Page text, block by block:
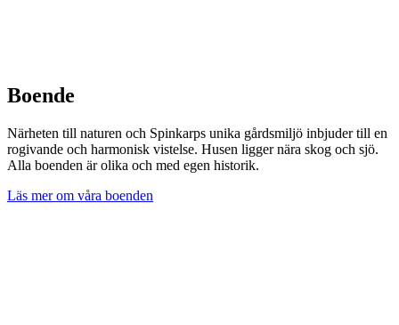
Boende
Närheten till naturen och Spinkarps unika gårdsmiljö inbjuder till en
rogivande och harmonisk vistelse. Husen ligger nära skog och sjö.
Alla boenden är olika och med egen historik.
Läs mer om våra boenden